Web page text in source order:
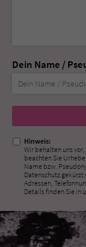
Dein Name /
Nicht
ausfüllen!
Hinweis:
Wir behalten uns
beachten Sie
Name bzw.
Datenschutz
Adressen,
Details finden Sie in